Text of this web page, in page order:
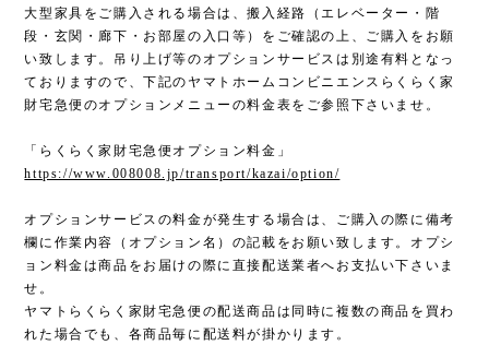
大型家具をご購入される場合は、搬入経路（エレベーター・階
段・玄関・廊下・お部屋の入口等）をご確認の上、ご購入をお願
い致します。吊り上げ等のオプションサービスは別途有料となっ
ておりますので、下記のヤマトホームコンビニエンスらくらく家
財宅急便のオプションメニューの料金表をご参照下さいませ。
「らくらく家財宅急便オプション料金」
https://www.008008.jp/transport/kazai/option/
オプションサービスの料金が発生する場合は、ご購入の際に備考
欄に作業内容（オプション名）の記載をお願い致します。オプシ
ョン料金は商品をお届けの際に直接配送業者へお支払い下さいま
せ。
ヤマトらくらく家財宅急便の配送商品は同時に複数の商品を買わ
れた場合でも、各商品毎に配送料が掛かります。